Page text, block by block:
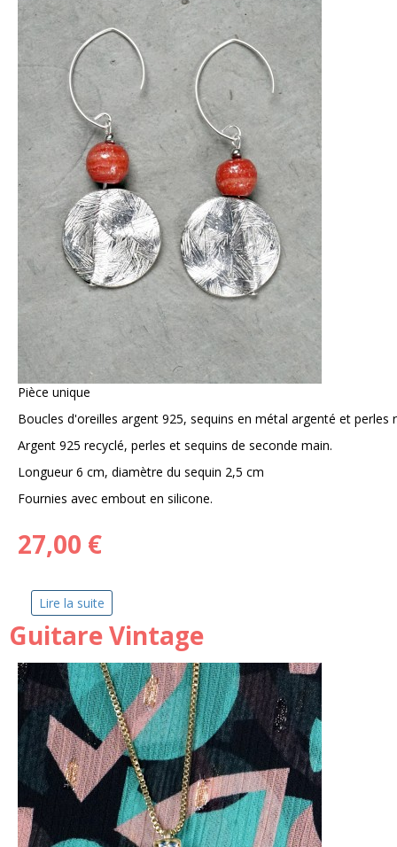
Pièce unique
Boucles d'oreilles argent 925, sequins en métal argenté et perles
Argent 925 recyclé, perles et sequins de seconde main.
Longueur 6 cm, diamètre du sequin 2,5 cm
Fournies avec embout en silicone.
27,00 €
Lire la suite
Guitare Vintage